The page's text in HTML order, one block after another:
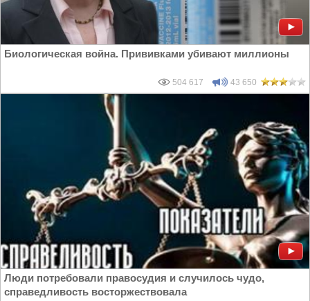
Биологическая война. Прививками убивают миллионы
504 617 43 650
Люди потребовали правосудия и случилось чудо,
справедливость восторжествовала